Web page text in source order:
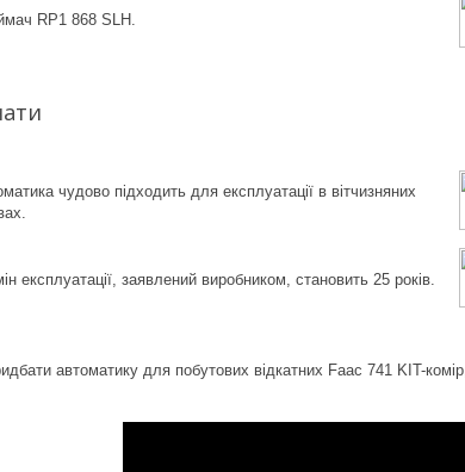
RP1 868 SLH.
чудово підходить для експлуатації в вітчизняних
експлуатації, заявлений виробником, становить 25 років.
автоматику для побутових відкатних Faac 741 KIT-